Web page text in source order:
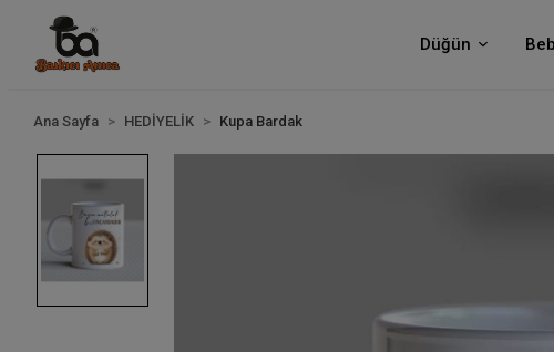
Düğün
Ana Sayfa HEDİYELİK Kupa Bardak